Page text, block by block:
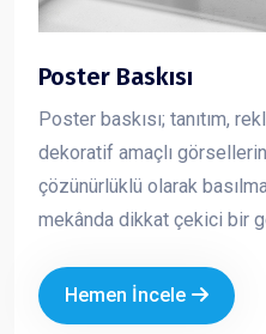
Poster Baskısı
Poster baskısı; tanıtım,
dekoratif amaçlı
çözünürlüklü olarak
mekânda dikkat çekici bir
iletmesini sağlar. Kurumsal tasarım ve kaliteli baskı
teknikleriyle üretilen
Hemen İncele